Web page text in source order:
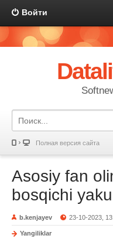
Войти
Полная версия сайта
Asosiy fan
bosqichi
b.kenjayev 23-10-2023,
Yangiliklar